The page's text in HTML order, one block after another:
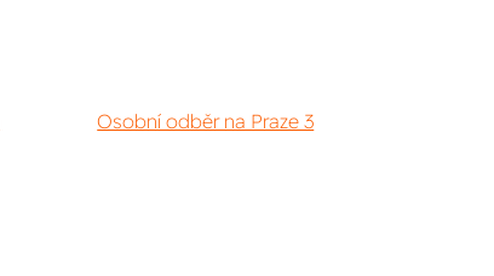
Osobní odběr na Praze 3